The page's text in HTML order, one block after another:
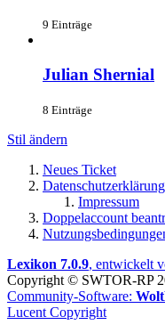
9 Einträge
Julian Shernial
8 Einträge
Stil ändern
Neues Ticket
Datenschutzerklärung
Impressum
Doppelaccount
Lexikon 7.0.9, entwickelt
Copyright © SWTOR-RP
Community-Software:
Lucent Copyright